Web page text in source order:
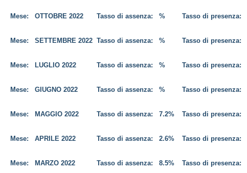
Mese: OTTOBRE 2022 Tasso di assenza: % Tasso di presenza:
Mese: SETTEMBRE 2022 Tasso di assenza: % Tasso di presenza:
Mese: LUGLIO 2022 Tasso di assenza: % Tasso di presenza:
Mese: GIUGNO 2022 Tasso di assenza: % Tasso di presenza:
Mese: MAGGIO 2022 Tasso di assenza: 7.2% Tasso di presenza:
Mese: APRILE 2022 Tasso di assenza: 2.6% Tasso di presenza:
Mese: MARZO 2022 Tasso di assenza: 8.5% Tasso di presenza: